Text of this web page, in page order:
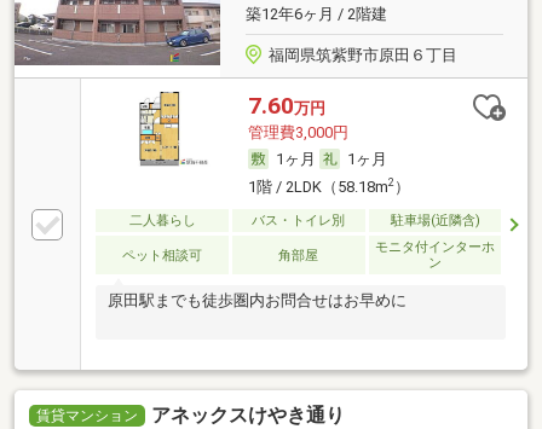
築12年6ヶ月 / 2階建
福岡県筑紫野市原田６丁目
7.60万円
管理費3,000円
1ヶ月
1ヶ月
1階 / 2LDK（58.18m2）
二人暮らし バス・トイレ別 駐車場(近隣含)
ペット相談可 角部屋
モニタ付インターホ
ン
原田駅までも徒歩圏内お問合せはお早めに
賃貸マンション アネックスけやき通り